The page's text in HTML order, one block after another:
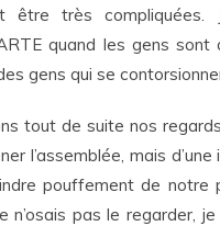
être très compliquées.
quand les gens
gens qui se
tout de suite nos
l’assemblée, mais
pouffement de notre
n’osais pas le regarder,